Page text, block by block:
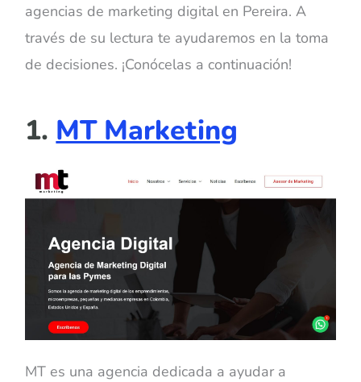
agencias de marketing digital en Pereira. A
través de su lectura te ayudaremos en la toma
de decisiones. ¡Conócelas a continuación!
1. MT Marketing
MT es una agencia dedicada a ayudar a